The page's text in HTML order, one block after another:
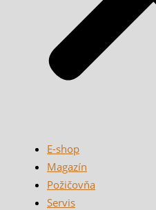
E-shop
Magazín
Požičovňa
Servis